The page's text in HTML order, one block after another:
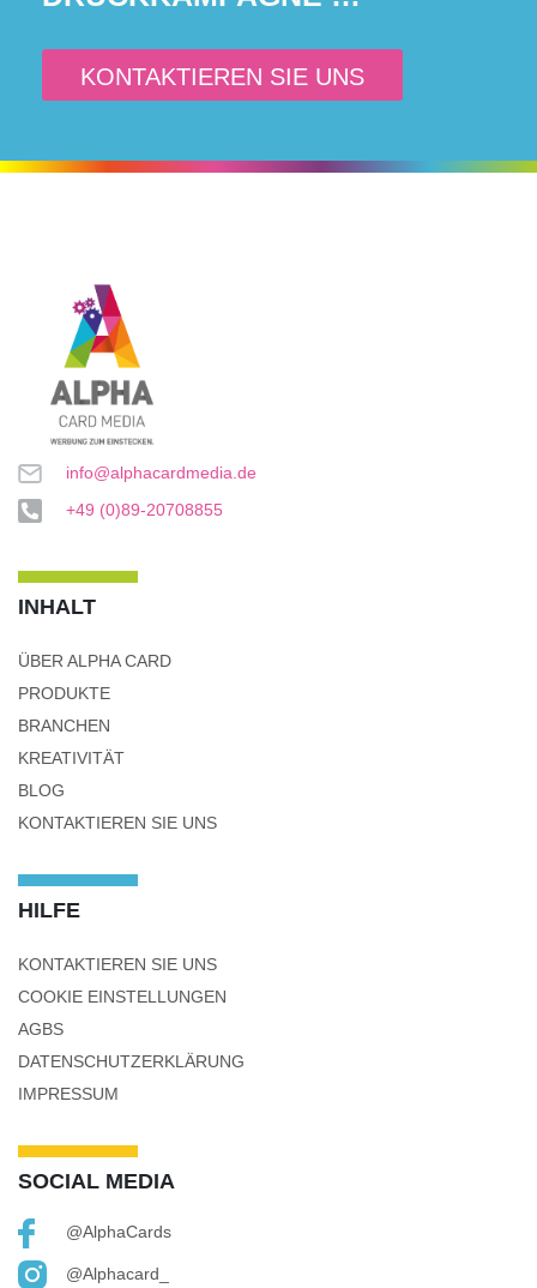
KONTAKTIEREN SIE UNS
info@alphacardmedia.de
+49 (0)89-20708855
INHALT
ÜBER ALPHA CARD
PRODUKTE
BRANCHEN
KREATIVITÄT
BLOG
KONTAKTIEREN SIE UNS
HILFE
KONTAKTIEREN SIE UNS
COOKIE EINSTELLUNGEN
AGBS
DATENSCHUTZERKLÄRUNG
IMPRESSUM
SOCIAL MEDIA
@AlphaCards
@alphacard_